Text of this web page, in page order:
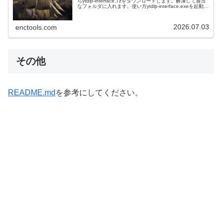
なフォルダに入れます。使い方ytdlp-interface.exeを起動し
enctools.com 2026.07.03
その他
README.md を参考にしてください。